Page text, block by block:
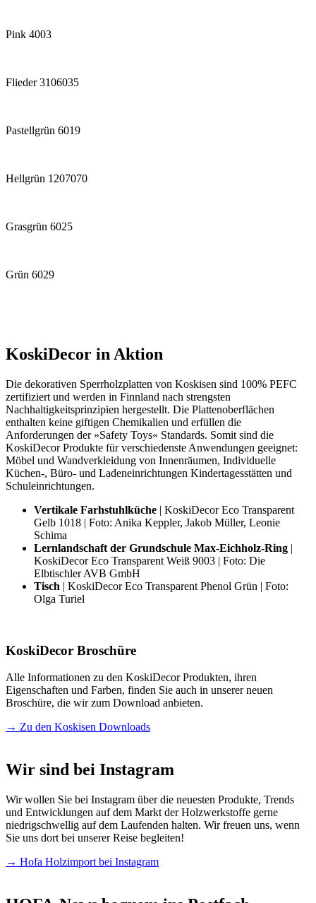
Pink 4003
Flieder 3106035
Pastellgrün 6019
Hellgrün 1207070
Grasgrün 6025
Grün 6029
KoskiDecor in Aktion
Die dekorativen Sperrholzplatten von Koskisen sind 100% PEFC
zertifiziert und werden in Finnland nach strengsten
Nachhaltigkeitsprinzipien hergestellt. Die Plattenoberflächen
enthalten keine giftigen Chemikalien und erfüllen die
Anforderungen der »Safety Toys« Standards. Somit sind die
KoskiDecor Produkte für verschiedenste Anwendungen geeignet:
Möbel und Wandverkleidung von Innenräumen, Individuelle
Küchen-, Büro- und Ladeneinrichtungen Kindertagesstätten und
Schuleinrichtungen.
Vertikale Farhstuhlküche | KoskiDecor Eco Transparent
Gelb 1018 | Foto: Anika Keppler, Jakob Müller, Leonie
Schima
Lernlandschaft der Grundschule Max-Eichholz-Ring |
KoskiDecor Eco Transparent Weiß 9003 | Foto: Die
Elbtischler AVB GmbH
Tisch | KoskiDecor Eco Transparent Phenol Grün | Foto:
Olga Turiel
KoskiDecor Broschüre
Alle Informationen zu den KoskiDecor Produkten, ihren
Eigenschaften und Farben, finden Sie auch in unserer neuen
Broschüre, die wir zum Download anbieten.
→ Zu den Koskisen Downloads
Wir sind bei Instagram
Wir wollen Sie bei Instagram über die neuesten Produkte, Trends
und Entwicklungen auf dem Markt der Holzwerkstoffe gerne
niedrigschwellig auf dem Laufenden halten. Wir freuen uns, wenn
Sie uns dort bei unserer Reise begleiten!
→ Hofa Holzimport bei Instagram